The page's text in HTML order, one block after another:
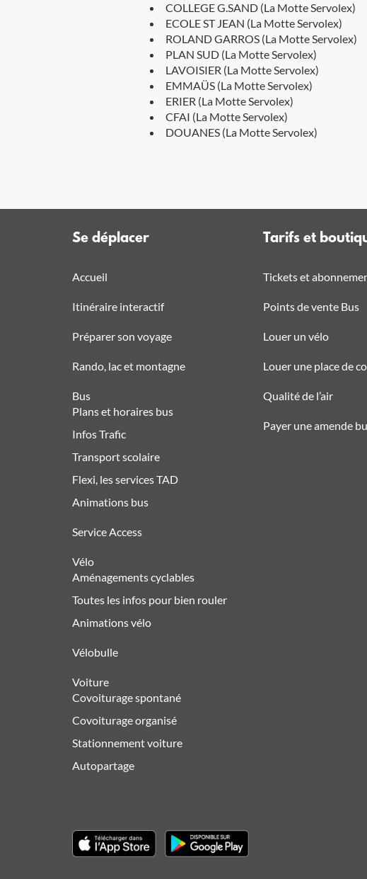
COLLEGE G.SAND (La Motte Servolex)
ECOLE ST JEAN (La Motte Servolex)
ROLAND GARROS (La Motte Servolex)
PLAN SUD (La Motte Servolex)
LAVOISIER (La Motte Servolex)
EMMAÜS (La Motte Servolex)
ERIER (La Motte Servolex)
CFAI (La Motte Servolex)
DOUANES (La Motte Servolex)
Se déplacer
Accueil
Itinéraire interactif
Préparer son voyage
Rando, lac et montagne
Bus
Plans et horaires bus
Infos Trafic
Transport scolaire
Flexi, les services TAD
Animations bus
Service Access
Vélo
Aménagements cyclables
Toutes les infos pour bien rouler
Animations vélo
Vélobulle
Voiture
Covoiturage spontané
Covoiturage organisé
Stationnement voiture
Autopartage
Tarifs et
Tickets et
Points de vente Bus
Louer un vélo
Louer une place de
Qualité de l’air
Payer une amende